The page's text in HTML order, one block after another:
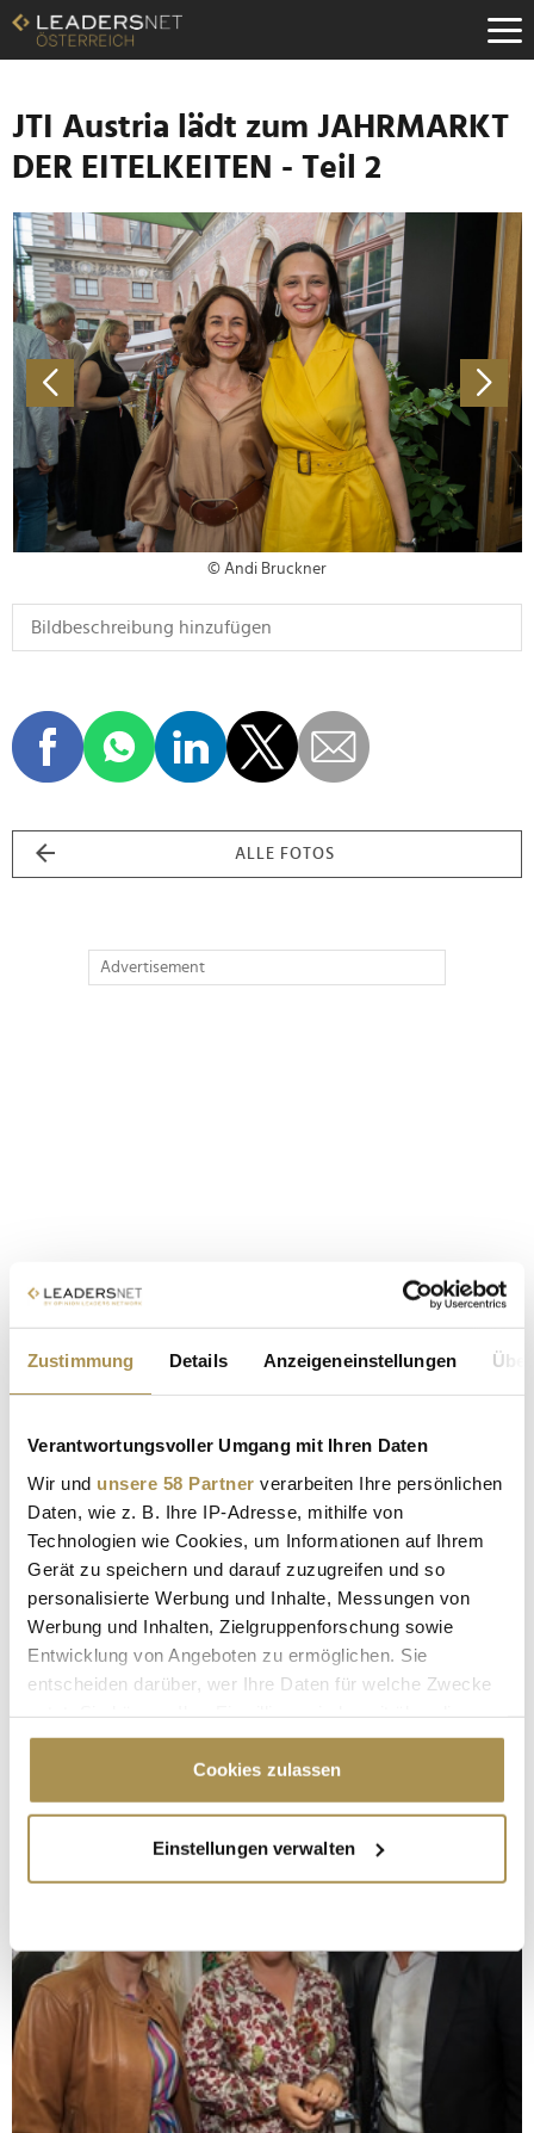
Zustimmung Details Anzeigeneinstellungen
Verantwortungsvoller Umgang mit Ihren Daten
Wir und unsere 58 Partner verarbeiten Ihre persönlichen
Daten, wie z. B. Ihre IP-Adresse, mithilfe von
Technologien wie Cookies, um Informationen auf Ihrem
Gerät zu speichern und darauf zuzugreifen und so
personalisierte Werbung und Inhalte, Messungen von
Werbung und Inhalten, Zielgruppenforschung sowie
Entwicklung von Angeboten zu ermöglichen. Sie
entscheiden darüber, wer Ihre Daten für welche Zwecke
Cookie-Erklärung oder durch Klicken auf das Privacy
Trigger Symbol ändern oder widerrufen
Informationen über Ihre geografische Lage
erfassen, welche bis auf einige Meter genau sein
bestimmten Merkmalen (Fingerprinting) identifizieren
Erfahren Sie mehr darüber, wie Ihre persönlichen Daten
verarbeitet werden, und legen Sie Ihre Präferenzen im
Abschnitt Einzelheitenfest.
Wir verwenden Cookies, um Inhalte und Anzeigen zu
Cookies zulassen
Einstellungen verwalten
Zum
Inhalt
Zur
Navigation
Zur
Hauptnavigation
JTI Austria lädt zum JAHRMARKT
DER EITELKEITEN - Teil 2
© Andi Bruckner
ALLE FOTOS
Advertisement